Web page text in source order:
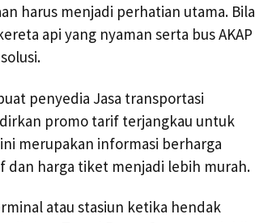
harus menjadi perhatian utama. Bila
api yang nyaman serta bus AKAP
penyedia Jasa transportasi
promo tarif terjangkau untuk
merupakan informasi berharga
dan harga tiket menjadi lebih murah.
atau stasiun ketika hendak